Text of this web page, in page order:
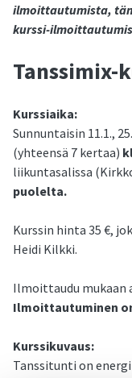
ilmoittautumista,
kurssi-
Tanssimix-
Kurssiaika:
Sunnuntaisin 11.1.,
(yhteensä 7 kertaa)
liikuntasalissa
puolelta.
Kurssin hinta 35 €,
Heidi Kilkki.
Ilmoittaudu mukaan
Ilmoittautuminen
Kurssikuvaus:
Tanssitunti on